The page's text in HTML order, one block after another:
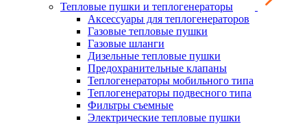
Тепловые пушки и теплогенераторы
Аксессуары для теплогенераторов
Газовые тепловые пушки
Газовые шланги
Дизельные тепловые пушки
Предохранительные клапаны
Теплогенераторы мобильного типа
Теплогенераторы подвесного типа
Фильтры съемные
Электрические тепловые пушки